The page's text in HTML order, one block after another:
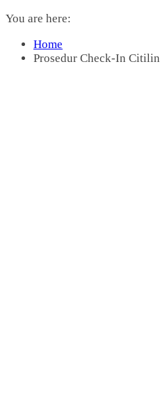
You are here:
Home
Prosedur Check-In